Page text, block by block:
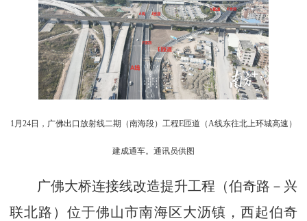
1月24日，广佛出口放射线二期（南海段）工程E匝道（A线东往北上环城高速）
建成通车。通讯员供图
广佛大桥连接线改造提升工程（伯奇路－兴
联北路）位于佛山市南海区大沥镇，西起伯奇